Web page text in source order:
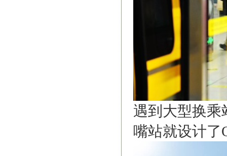
遇到大型换乘
嘴站就设计了